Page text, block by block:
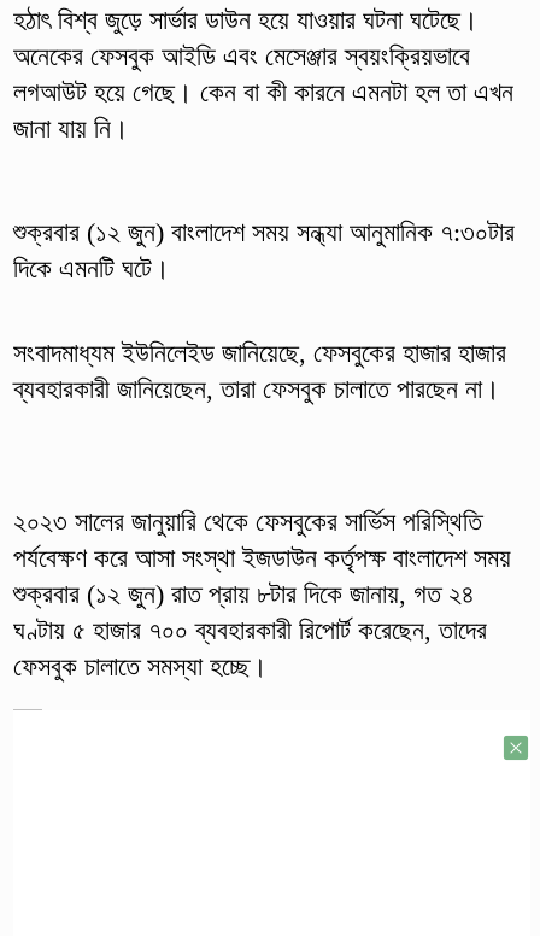
হঠাৎ বিশ্ব জুড়ে সার্ভার ডাউন হয়ে যাওয়ার ঘটনা ঘটেছে।
অনেকের ফেসবুক আইডি এবং মেসেঞ্জার স্বয়ংক্রিয়ভাবে
লগআউট হয়ে গেছে। কেন বা কী কারনে এমনটা হল তা এখন
জানা যায় নি।
শুক্রবার (১২ জুন) বাংলাদেশ সময় সন্ধ্যা আনুমানিক ৭:৩০টার
দিকে এমনটি ঘটে।
সংবাদমাধ্যম ইউনিলেইড জানিয়েছে, ফেসবুকের হাজার হাজার
ব্যবহারকারী জানিয়েছেন, তারা ফেসবুক চালাতে পারছেন না।
২০২৩ সালের জানুয়ারি থেকে ফেসবুকের সার্ভিস পরিস্থিতি
পর্যবেক্ষণ করে আসা সংস্থা ইজডাউন কর্তৃপক্ষ বাংলাদেশ সময়
শুক্রবার (১২ জুন) রাত প্রায় ৮টার দিকে জানায়, গত ২৪
ঘণ্টায় ৫ হাজার ৭০০ ব্যবহারকারী রিপোর্ট করেছেন, তাদের
ফেসবুক চালাতে সমস্যা হচ্ছে।